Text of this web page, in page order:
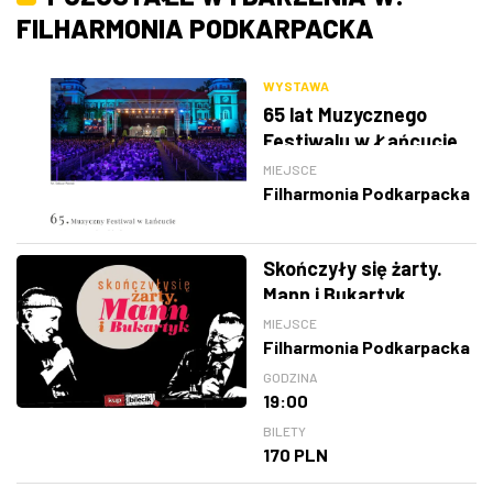
FILHARMONIA PODKARPACKA
WYSTAWA
65 lat Muzycznego
Festiwalu w Łańcucie
MIEJSCE
Filharmonia Podkarpacka
Skończyły się żarty.
Mann i Bukartyk
MIEJSCE
Filharmonia Podkarpacka
GODZINA
19:00
BILETY
170 PLN